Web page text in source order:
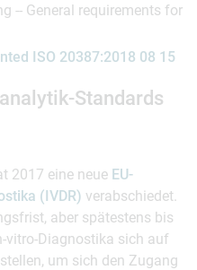
-- General requirements for
ISO 20387:2018 08 15
Standards
2017 eine neue EU-
(IVDR) verabschiedet.
aber spätestens bis
vitro-Diagnostika sich auf
um sich den Zugang